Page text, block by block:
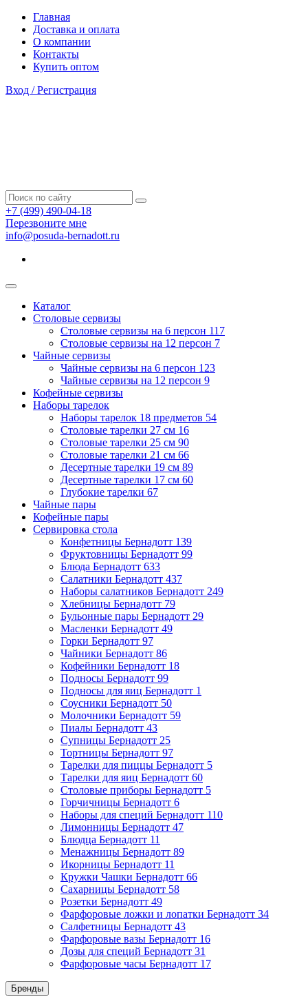
Главная
Доставка и оплата
О компании
Контакты
Купить оптом
Вход / Регистрация
+7 (499) 490-04-18
Перезвоните мне
info@posuda-bernadott.ru
Каталог
Столовые сервизы
Столовые сервизы на 6 персон 117
Столовые сервизы на 12 персон 7
Чайные сервизы
Чайные сервизы на 6 персон 123
Чайные сервизы на 12 персон 9
Кофейные сервизы
Наборы тарелок
Наборы тарелок 18 предметов 54
Столовые тарелки 27 см 16
Столовые тарелки 25 см 90
Столовые тарелки 21 см 66
Десертные тарелки 19 см 89
Десертные тарелки 17 см 60
Глубокие тарелки 67
Чайные пары
Кофейные пары
Сервировка стола
Конфетницы Бернадотт 139
Фруктовницы Бернадотт 99
Блюда Бернадотт 633
Салатники Бернадотт 437
Наборы салатников Бернадотт 249
Хлебницы Бернадотт 79
Бульонные пары Бернадотт 29
Масленки Бернадотт 49
Горки Бернадотт 97
Чайники Бернадотт 86
Кофейники Бернадотт 18
Подносы Бернадотт 99
Подносы для яиц Бернадотт 1
Соусники Бернадотт 50
Молочники Бернадотт 59
Пиалы Бернадотт 43
Супницы Бернадотт 25
Тортницы Бернадотт 97
Тарелки для пиццы Бернадотт 5
Тарелки для яиц Бернадотт 60
Столовые приборы Бернадотт 5
Горчичницы Бернадотт 6
Наборы для специй Бернадотт 110
Лимонницы Бернадотт 47
Блюдца Бернадотт 11
Менажницы Бернадотт 89
Икорницы Бернадотт 11
Кружки Чашки Бернадотт 66
Сахарницы Бернадотт 58
Розетки Бернадотт 49
Фарфоровые ложки и лопатки Бернадотт 34
Салфетницы Бернадотт 43
Фарфоровые вазы Бернадотт 16
Дозы для специй Бернадотт 31
Фарфоровые часы Бернадотт 17
Бренды